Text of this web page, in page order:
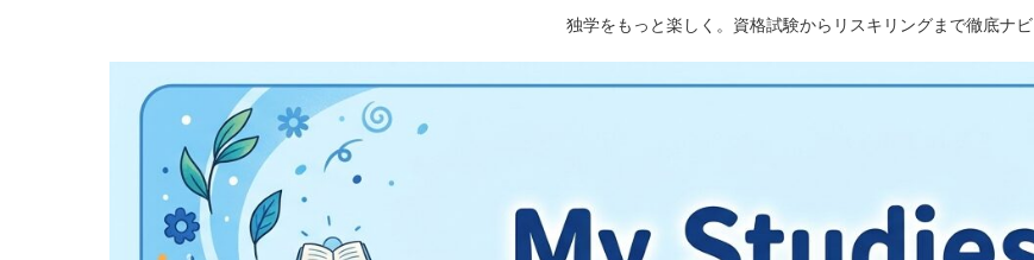
独学をもっと楽しく。資格試験からリスキリングまで徹底ナビ